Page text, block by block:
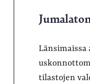
Länsimaissa
tilastojen